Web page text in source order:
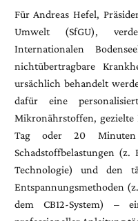
Für Andreas Hefel,
Umwelt (SfGU),
Internationalen
nichtübertragbare
ursächlich behandelt
dafür eine
Mikronährstoffen, gezielte
Tag oder 20
Schadstoffbelastungen
Technologie) und den
Entspannungsmethoden
dem CB12-System) –